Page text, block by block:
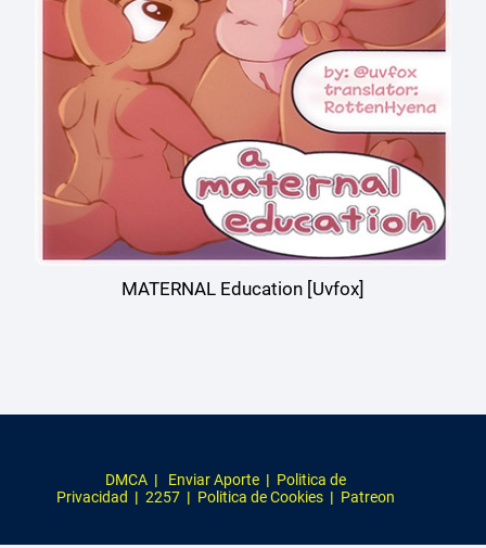
MATERNAL Education [Uvfox]
DMCA | Enviar Aporte | Politica de
Privacidad | 2257 | Politica de Cookies | Patreon